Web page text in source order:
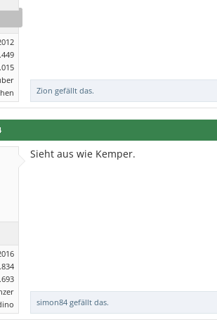
Zion gefällt das.
Sieht aus wie Kemper.
simon84 gefällt das.